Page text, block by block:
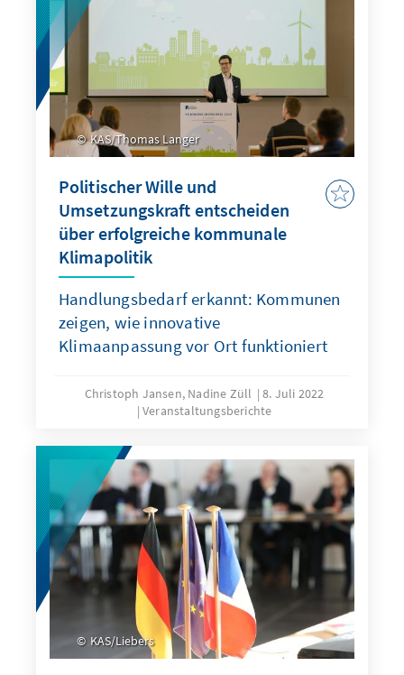
KAS/Thomas Langer
Politischer Wille und
Umsetzungskraft entscheiden
über erfolgreiche kommunale
Klimapolitik
Handlungsbedarf erkannt: Kommunen
zeigen, wie innovative
Klimaanpassung vor Ort funktioniert
Christoph Jansen, Nadine Züll
8. Juli 2022
Veranstaltungsberichte
KAS/Liebers